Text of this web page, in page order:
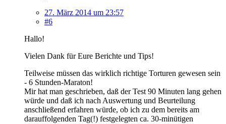
27. März 2014 um 23:57
#6
Hallo!
Vielen Dank für Eure Berichte und Tips!
Teilweise müssen das wirklich richtige Torturen gewesen sein
- 6 Stunden-Maraton!
Mir hat man geschrieben, daß der Test 90 Minuten lang gehen
würde und daß ich nach Auswertung und Beurteilung
anschließend erfahren würde, ob ich zu dem bereits am
darauffolgenden Tag(!) festgelegten ca. 30-minütigen